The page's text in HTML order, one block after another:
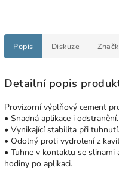
Popis Diskuze
Detailní popis
Provizorní výplňový cement
• Snadná aplikace i odstranění.
• Vynikající stabilita při tuhnutí.
• Odolný proti vydrolení z
• Tuhne v kontaktu se
hodiny po aplikaci.